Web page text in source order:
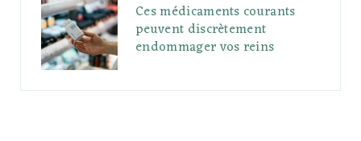
Ces médicaments courants
peuvent discrètement
endommager vos reins